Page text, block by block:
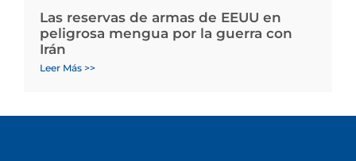
Las reservas de armas de EEUU en
peligrosa mengua por la guerra con
Irán
Leer Más >>